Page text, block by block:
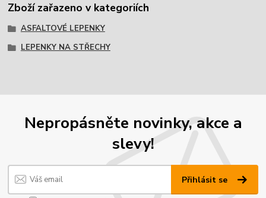
Zboží zařazeno v kategoriích
ASFALTOVÉ LEPENKY
LEPENKY NA STŘECHY
Nepropásněte novinky, akce a
slevy!
Přihlásit se